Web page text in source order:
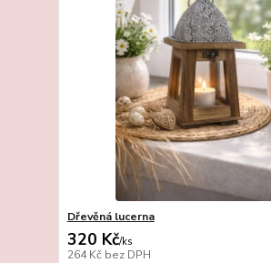
Dřevěná lucerna
320 Kč/ks
264 Kč bez DPH